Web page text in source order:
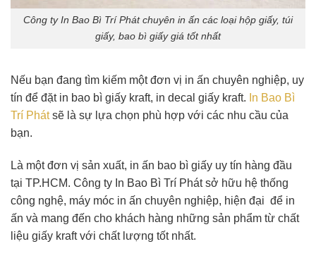
Công ty In Bao Bì Trí Phát chuyên in ấn các loại hộp giấy, túi
giấy, bao bì giấy giá tốt nhất
Nếu bạn đang tìm kiếm một đơn vị in ấn chuyên nghiệp, uy
tín để đặt in bao bì giấy kraft, in decal giấy kraft. In Bao Bì
Trí Phátsẽ là sự lựa chọn phù hợp với các nhu cầu của
bạn.
Là một đơn vị sản xuất, in ấn bao bì giấy uy tín hàng đầu
tại TP.HCM. Công ty In Bao Bì Trí Phát sở hữu hệ thống
công nghệ, máy móc in ấn chuyên nghiệp, hiện đại để in
ấn và mang đến cho khách hàng những sản phẩm từ chất
liệu giấy kraft với chất lượng tốt nhất.